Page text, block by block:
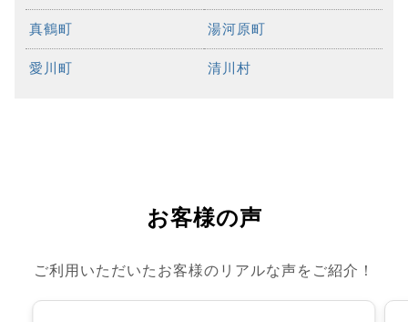
真鶴町 湯河原町
愛川町 清川村
お客様の声
ご利用いただいたお客様のリアルな声をご紹介！